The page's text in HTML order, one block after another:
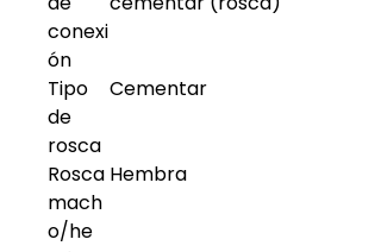
conexi
ón
Tipo
de
rosca
Cementar
Rosca
mach
o/he
Hembra